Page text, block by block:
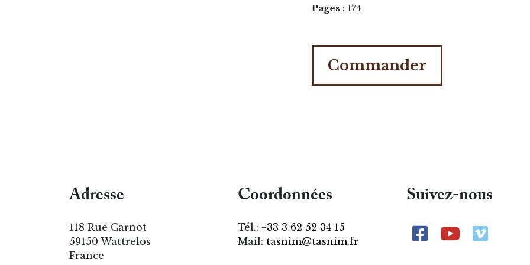
Pages : 174
Commander
Adresse
118 Rue Carnot
59150 Wattrelos
France
Coordonnées
Tél.: +33 3 62 52 34 15
Mail: tasnim@tasnim.fr
Suivez-nous